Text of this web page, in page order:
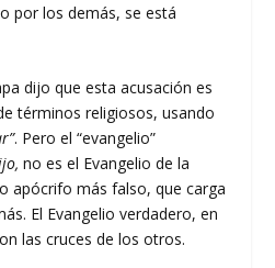
por los demás, se está
dijo que esta acusación es
términos religiosos, usando
. Pero el “evangelio”
no es el Evangelio de la
apócrifo más falso, que carga
El Evangelio verdadero, en
las cruces de los otros.